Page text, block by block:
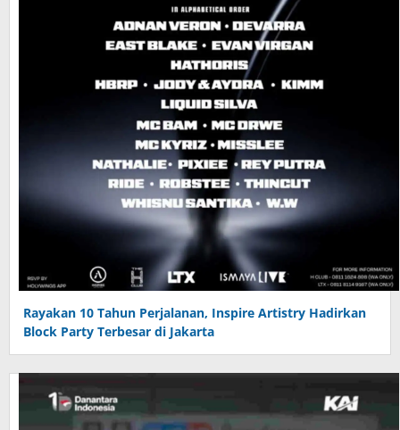
Rayakan 10 Tahun Perjalanan, Inspire Artistry Hadirkan
Block Party Terbesar di Jakarta